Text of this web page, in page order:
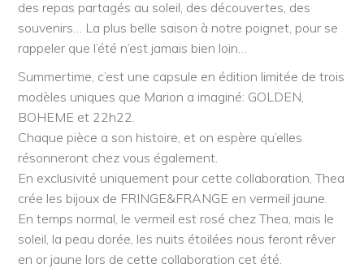
des repas partagés au soleil, des découvertes, des
souvenirs… La plus belle saison à notre poignet, pour se
rappeler que l’été n’est jamais bien loin…
Summertime, c’est une capsule en édition limitée de trois
modèles uniques que Marion a imaginé: GOLDEN,
BOHEME et 22h22.
Chaque pièce a son histoire, et on espère qu’elles
résonneront chez vous également.
En exclusivité uniquement pour cette collaboration, Thea
crée les bijoux de FRINGE&FRANGE en vermeil jaune.
En temps normal, le vermeil est rosé chez Thea, mais le
soleil, la peau dorée, les nuits étoilées nous feront rêver
en or jaune lors de cette collaboration cet été.